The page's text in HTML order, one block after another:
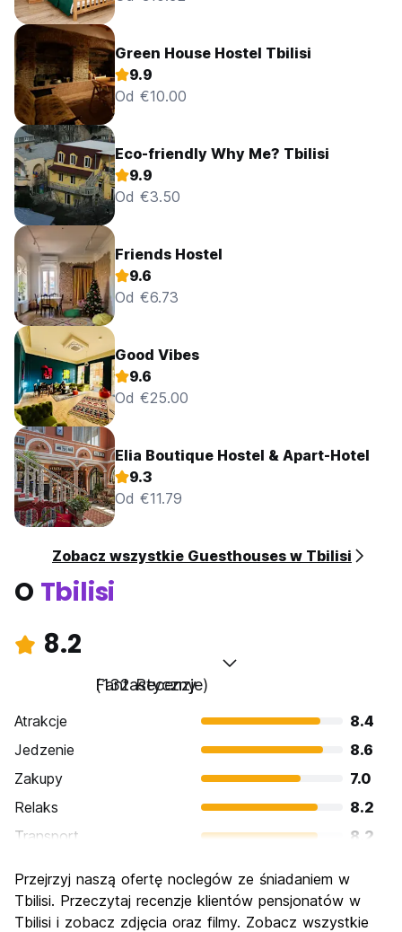
Green House Hostel Tbilisi
9.9
Od €10.00
Eco-friendly Why Me? Tbilisi
9.9
Od €3.50
Friends Hostel
9.6
Od €6.73
Good Vibes
9.6
Od €25.00
Elia Boutique Hostel & Apart-Hotel
9.3
Od €11.79
Zobacz wszystkie Guesthouses w Tbilisi
O Tbilisi
8.2
Fantastyczny
(132 Recenzje)
Atrakcje
8.4
Jedzenie
8.6
Zakupy
7.0
Relaks
8.2
Transport
8.2
Kultura
8.5
Imprezy
7.5
Przejrzyj naszą ofertę noclegów ze śniadaniem w
Tbilisi. Przeczytaj recenzje klientów pensjonatów w
Tbilisi i zobacz zdjęcia oraz filmy. Zobacz wszystkie